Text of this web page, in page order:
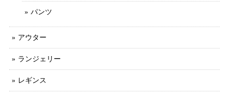
パンツ
アウター
ランジェリー
レギンス